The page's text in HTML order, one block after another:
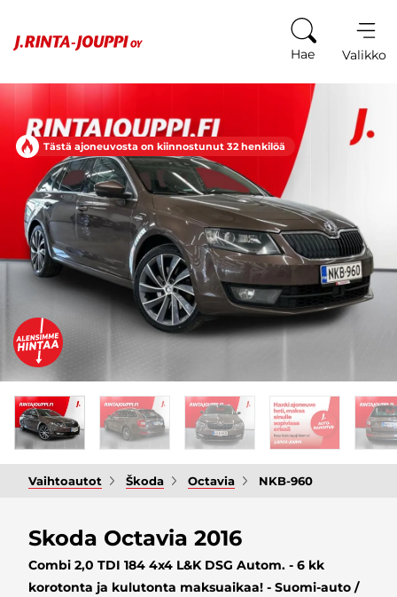
Hae Valikko
Tästä ajoneuvosta on kiinnostunut 32 henkilöä
Vaihtoautot Škoda Octavia NKB-960
Skoda Octavia 2016
Combi 2,0 TDI 184 4x4 L&K DSG Autom. - 6 kk
korotonta ja kulutonta maksuaikaa! - Suomi-auto /